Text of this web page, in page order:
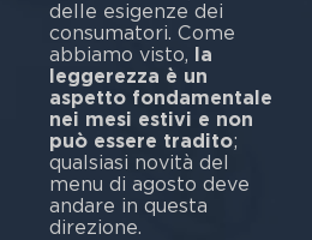
delle esigenze dei
consumatori. Come
abbiamo visto, la
leggerezza è un
aspetto fondamentale
nei mesi estivi e non
può essere tradito;
qualsiasi novità del
menu di agosto deve
andare in questa
direzione.